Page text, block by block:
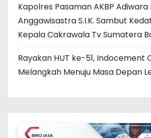
Kapolres Pasaman AKBP
Anggawisastra S.I.K. Sambut
Kepala Cakrawala Tv Sumatera
Rayakan HUT ke-51, Indocement
Melangkah Menuju Masa Depan